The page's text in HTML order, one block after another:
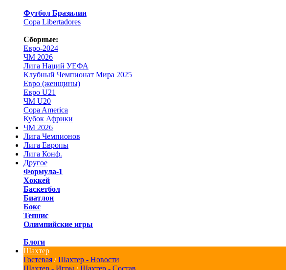
Футбол Бразилии
Copa Libertadores
Сборные:
Евро-2024
ЧМ 2026
Лига Наций УЕФА
Клубный Чемпионат Мира 2025
Евро (женщины)
Евро U21
ЧМ U20
Copa America
Кубок Африки
ЧМ 2026
Лига Чемпионов
Лига Европы
Лига Конф.
Другое
Формула-1
Хоккей
Баскетбол
Биатлон
Бокс
Теннис
Олимпийские игры
Блоги
Шахтер
Гостевая /Шахтер - Новости
Шахтер - Игры /Шахтер - Состав